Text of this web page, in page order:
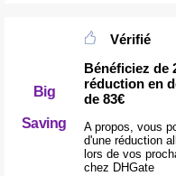
Big
Saving
Vérifié
Bénéficiez de
réduction en
de 83€
A propos, vous
d'une réduction
lors de vos
chez DHGate